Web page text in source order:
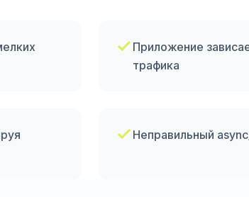
Приложение
трафика
Неправильный